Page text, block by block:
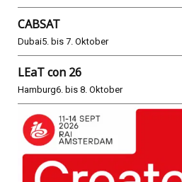
CABSAT
Dubai5. bis 7. Oktober
LEaT con 26
Hamburg6. bis 8. Oktober